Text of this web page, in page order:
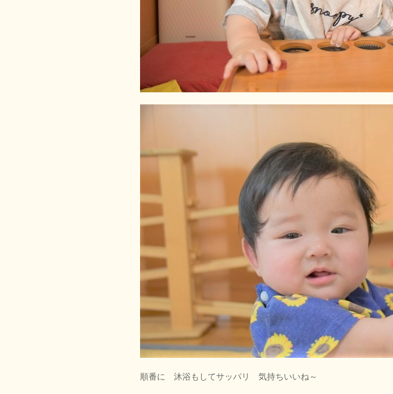
順番に 沐浴もしてサッパリ 気持ちいいね～